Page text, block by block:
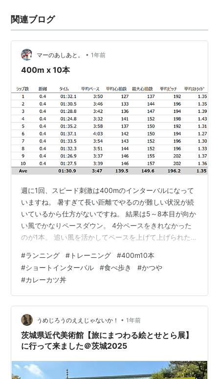
関連ブログ
マーのあしあと。 • 1年前
400m x 10本
週に1回、スピード刺激は400mのインターバルになって
いますね。 暑すぎて長い距離でやるのが難しい状況が続
いているから仕方がないですね。 結果は5～8本目が向か
い風でかなりペースダウン。 4分ペースをきれなかった
のが1本。 追い風を活かしてペースを上げて上げられたと
回に引き続き、最大心拍数で最高値更新。 暑さのおかげ
でしょうが、上がらなかったのが上がるようになったの
は 練習の効果？ あとはゆっくりジョグでつないで週末に
向かいたいと思います。 今週末は再び記録的な猛暑にな
る予報。 いつまで続くんやろね。 今日のランチは かつ
やのカレーカツ丼（…
#ランニング # トレーニング #400m10本
#ショートインターバル #食べ歩き #かつや
#カレーカツ丼
うめじろうのええじゃないか！ • 1年前
茨城県近代美術館【旅にまつわる絵とせとら展】
に行って来ました＠茨城2025